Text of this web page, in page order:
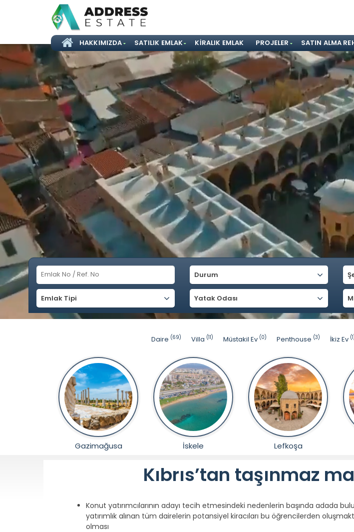
HAKKIMIZDA SATILIK EMLAK KIRALIK EMLAK PROJELER SATIN ALMA
Durum
Emlak Tipi Yatak Odası
Daire (69) Villa (11) Müstakil Ev (0) Penthouse (3) İkiz Ev
Gazimağusa İskele Lefkoşa
Kıbrıs’tan taşınmaz
Konut yatırımcılarının adayı tecih etmesindeki nedenlerin başında adada
yatırımlık alınan tüm dairelerin potansiyel kiracıları bu öğrencilerden
olması